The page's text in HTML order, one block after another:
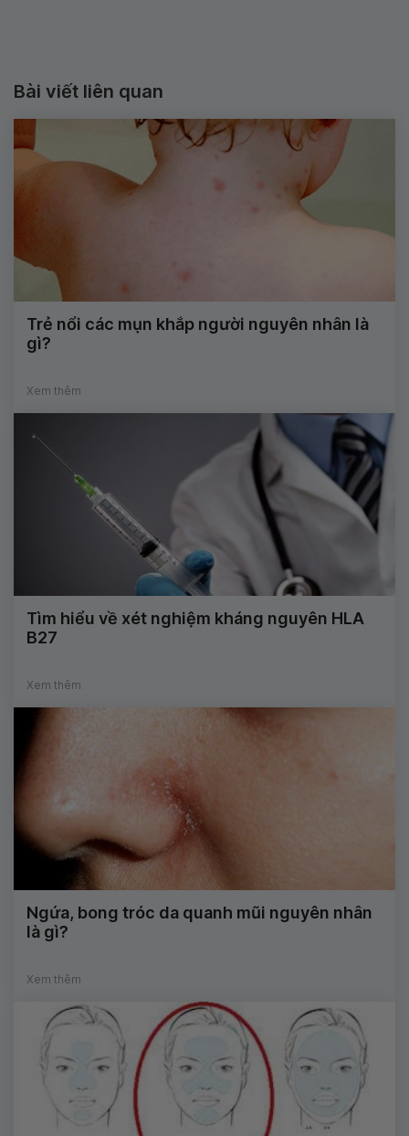
Bài viết liên quan
Trẻ nổi các mụn khắp người nguyên nhân là
gì?
Xem thêm
Tìm hiểu về xét nghiệm kháng nguyên HLA
B27
Xem thêm
Ngứa, bong tróc da quanh mũi nguyên nhân
là gì?
Xem thêm